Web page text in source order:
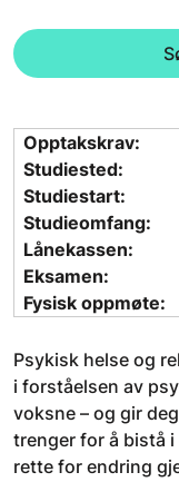
Opptakskrav:
Studiested:
Studiestart:
Studieomfang:
Lånekassen:
Eksamen:
Fysisk oppmøte:
Psykisk helse og
i forståelsen av
voksne – og gir
trenger for å bistå
rette for endring